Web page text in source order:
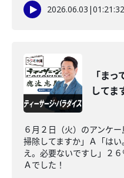
2026.06.03 |01:21:32
「ま
してま
６月２日（火）のアンケ
掃除してますか」Ａ「は
え。必要ないですし」２
Ａでした！